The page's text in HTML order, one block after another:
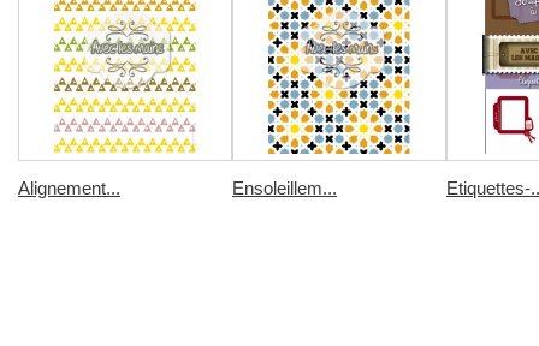
Alignement... Ensoleillem... Etiquettes-